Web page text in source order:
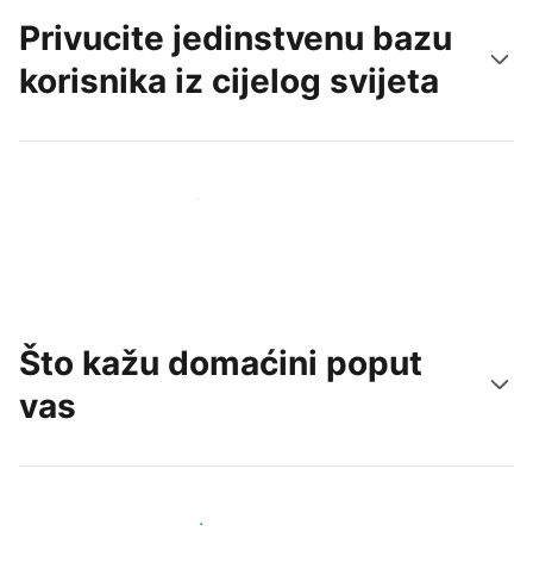
Privucite jedinstvenu bazu
korisnika iz cijelog svijeta
Doprite do novih gostiju već danas
Što kažu domaćini poput
vas
Pridružite se domaćinima poput vas